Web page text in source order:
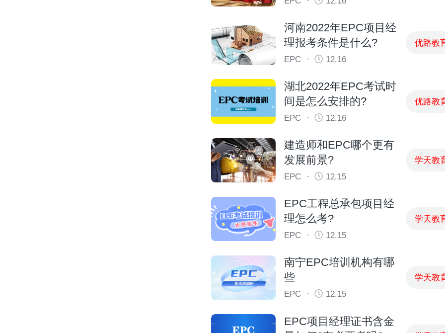
河南2022年EPC项目经
理报考条件是什么?
EPC · 12.16
优路教
湖北2022年EPC考试时
间是怎么安排的?
EPC · 12.16
优路教
建造师和EPC哪个更有
发展前景?
EPC · 12.15
学天教
EPC工程总承包项目经
理怎么考?
EPC · 12.15
学天教
南宁EPC培训机构有哪
些
EPC · 12.15
学天教
EPC项目经理证书含金